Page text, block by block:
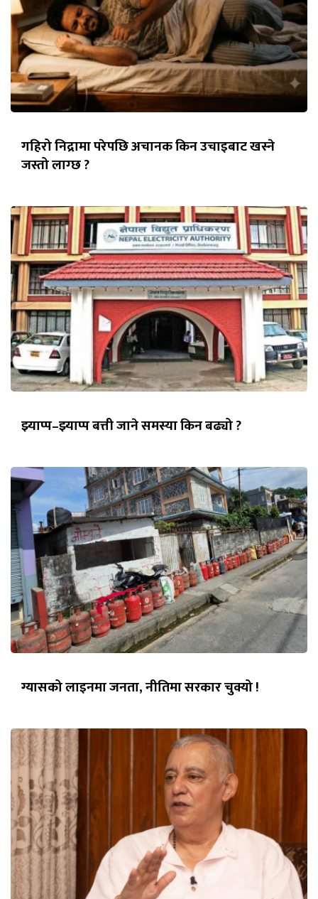
गहिरो निद्रामा परेपछि अचानक किन उचाइबाट खस्ने
जस्तो लाग्छ ?
झ्याप्प–झ्याप्प बत्ती जाने समस्या किन बढ्यो ?
ग्यासको लाइनमा जनता, नीतिमा सरकार चुक्यो !